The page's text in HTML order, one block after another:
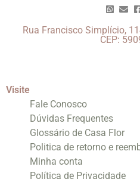
Rua Francisco Simplício,
CEP:
Visite
Fale Conosco
Dúvidas Frequentes
Glossário de Casa Flor
Politica de retorno e
Minha conta
Política de Privacidade